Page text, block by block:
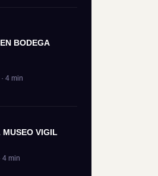
BODEGA
4 min
VIGIL
4 min